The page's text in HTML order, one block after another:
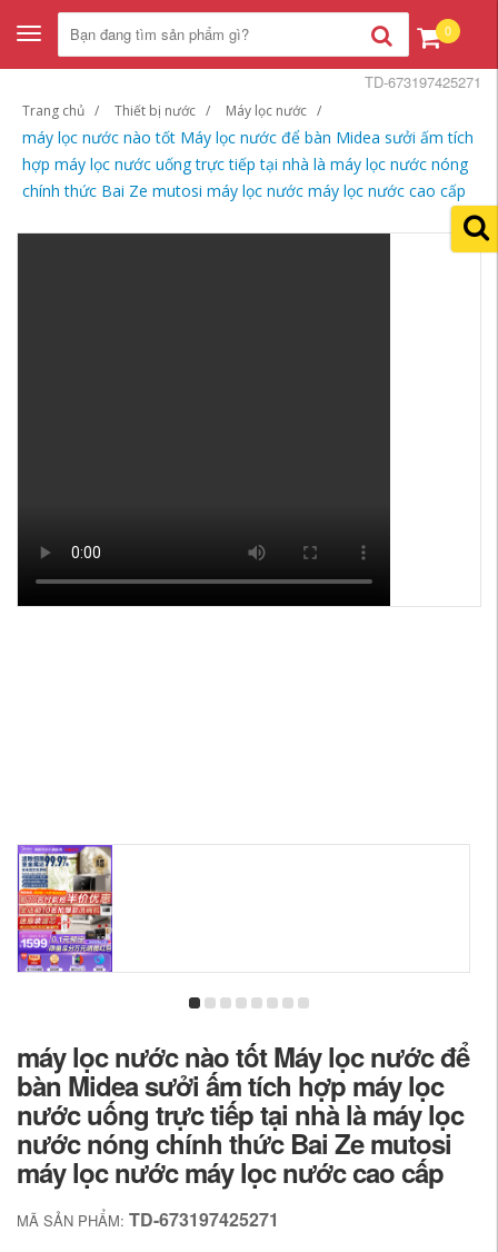
Toggle
navigation
0
Trang chủ Thiết bị nước Máy lọc nước
máy lọc nước nào tốt Máy lọc nước để bàn Midea sưởi ấm tích
hợp máy lọc nước uống trực tiếp tại nhà là máy lọc nước nóng
chính thức Bai Ze mutosi máy lọc nước máy lọc nước cao cấp
TD-673197425271
máy lọc nước nào tốt Máy lọc nước để
bàn Midea sưởi ấm tích hợp máy lọc
nước uống trực tiếp tại nhà là máy lọc
nước nóng chính thức Bai Ze mutosi
máy lọc nước máy lọc nước cao cấp
MÃ SẢN PHẨM: TD-673197425271